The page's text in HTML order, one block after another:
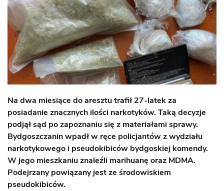
Na dwa miesiące do aresztu trafił 27-latek za
posiadanie znacznych ilości narkotyków. Taką decyzje
podjął sąd po zapoznaniu się z materiałami sprawy.
Bydgoszczanin wpadł w ręce policjantów z wydziału
narkotykowego i pseudokibiców bydgoskiej komendy.
W jego mieszkaniu znaleźli marihuanę oraz MDMA.
Podejrzany powiązany jest ze środowiskiem
pseudokibiców.